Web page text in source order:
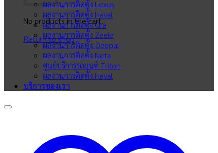
No products in the cart.
Return to shop
ผลงานการติดตั้ง Lexus
ผลงานการติดตั้ง Haval
ผลงานการติดตั้ง Ora
ผลงานการติดตั้ง Zeekr
ผลงานการติดตั้ง Deepal
ผลงานการติดตั้ง Neta
ศูนย์บริการรถยนต์ Triton
ผลงานการติดตั้ง Haval
บริการของเรา